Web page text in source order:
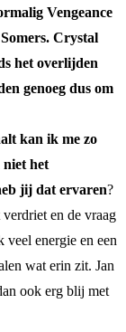
Vengeance
Crystal
het overlijden
genoeg dus om
kan ik me zo
niet het
jij dat ervaren?
en de vraag
veel energie en een
wat erin zit. Jan
ook erg blij met